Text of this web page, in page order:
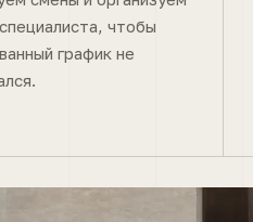
чтобы
график не